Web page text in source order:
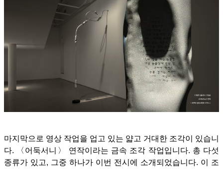
마지막으로 영상 작업을 업고 있는 얇고 거대한 조각이 있습니
다. 〈어둑서니〉 연작이라는 금속 조각 작업입니다. 총 다섯
종류가 있고, 그중 하나가 이번 전시에 소개되었습니다. 이 조